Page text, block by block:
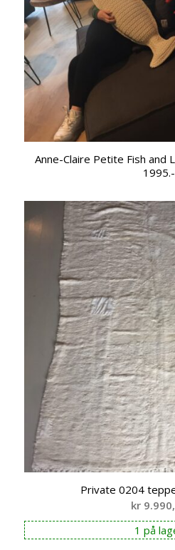
Anne-Claire Petite Fish and
1995.-
Private 0204
kr
1 på